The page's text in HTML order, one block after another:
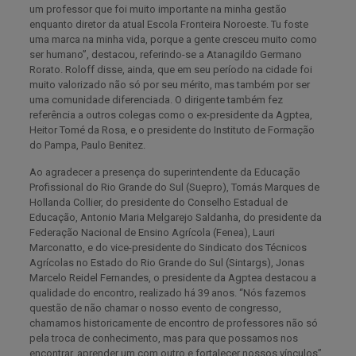
um professor que foi muito importante na minha gestão
enquanto diretor da atual Escola Fronteira Noroeste. Tu foste
uma marca na minha vida, porque a gente cresceu muito como
ser humano”, destacou, referindo-se a Atanagildo Germano
Rorato. Roloff disse, ainda, que em seu período na cidade foi
muito valorizado não só por seu mérito, mas também por ser
uma comunidade diferenciada. O dirigente também fez
referência a outros colegas como o ex-presidente da Agptea,
Heitor Tomé da Rosa, e o presidente do Instituto de Formação
do Pampa, Paulo Benitez.
Ao agradecer a presença do superintendente da Educação
Profissional do Rio Grande do Sul (Suepro), Tomás Marques de
Hollanda Collier, do presidente do Conselho Estadual de
Educação, Antonio Maria Melgarejo Saldanha, do presidente da
Federação Nacional de Ensino Agrícola (Fenea), Lauri
Marconatto, e do vice-presidente do Sindicato dos Técnicos
Agrícolas no Estado do Rio Grande do Sul (Sintargs), Jonas
Marcelo Reidel Fernandes, o presidente da Agptea destacou a
qualidade do encontro, realizado há 39 anos. “Nós fazemos
questão de não chamar o nosso evento de congresso,
chamamos historicamente de encontro de professores não só
pela troca de conhecimento, mas para que possamos nos
encontrar, aprender um com outro e fortalecer nossos vínculos”,